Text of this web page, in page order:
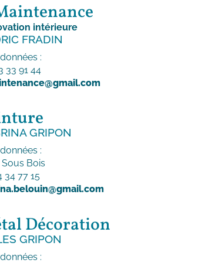
intérieure
FRADIN
:
33 91 44
GRIPON
:
Sous Bois
34 77 15
Décoration
GRIPON
: